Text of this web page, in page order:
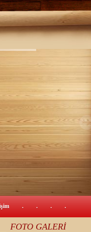
. . . .
FOTO GALERİ